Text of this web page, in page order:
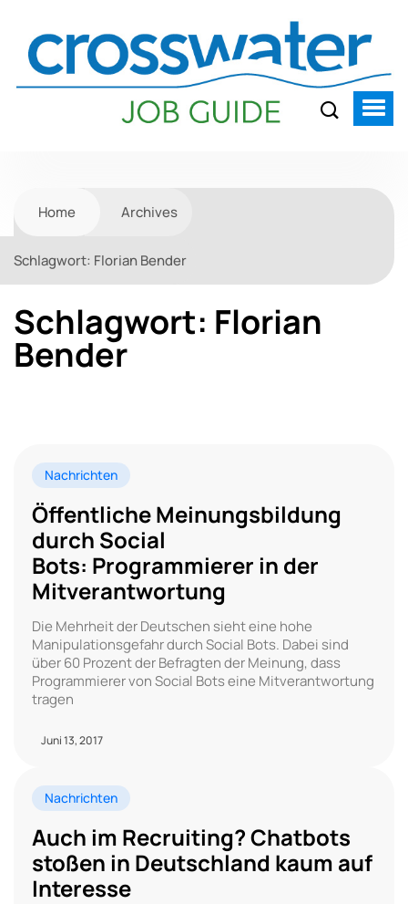
Home Archives
Schlagwort: Florian Bender
Schlagwort: Florian
Bender
Nachrichten
Öffentliche Meinungsbildung
durch Social
Bots: Programmierer in der
Mitverantwortung
Die Mehrheit der Deutschen sieht eine hohe
Manipulationsgefahr durch Social Bots. Dabei sind
über 60 Prozent der Befragten der Meinung, dass
Programmierer von Social Bots eine Mitverantwortung
tragen
Juni 13, 2017
Nachrichten
Auch im Recruiting? Chatbots
stoßen in Deutschland kaum auf
Interesse